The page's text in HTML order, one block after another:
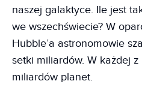
naszej galaktyce. Ile jest
we wszechświecie? W
Hubble’a astronomowie
setki miliardów. W każdej
miliardów planet.